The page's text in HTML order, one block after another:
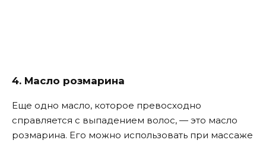
4. Масло розмарина
Еще одно масло, которое превосходно
справляется с выпадением волос, — это масло
розмарина. Его можно использовать при массаже